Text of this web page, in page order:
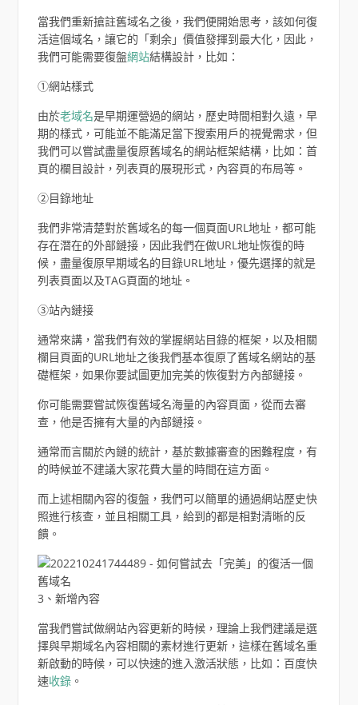
當我們重新搶註舊域名之後，我們便開始思考，該如何復
活這個域名，讓它的「剩余」價值發揮到最大化，因此，
我們可能需要復盤網站結構設計，比如：
①網站樣式
由於老域名是早期運營過的網站，歷史時間相對久遠，早
期的樣式，可能並不能滿足當下搜索用戶的視覺需求，但
我們可以嘗試盡量復原舊域名的網站框架結構，比如：首
頁的欄目設計，列表頁的展現形式，內容頁的布局等。
②目錄地址
我們非常清楚對於舊域名的每一個頁面URL地址，都可能
存在潛在的外部鏈接，因此我們在做URL地址恢復的時
候，盡量復原早期域名的目錄URL地址，優先選擇的就是
列表頁面以及TAG頁面的地址。
③站內鏈接
通常來講，當我們有效的掌握網站目錄的框架，以及相關
欄目頁面的URL地址之後我們基本復原了舊域名網站的基
礎框架，如果你要試圖更加完美的恢復對方內部鏈接。
你可能需要嘗試恢復舊域名海量的內容頁面，從而去審
查，他是否擁有大量的內部鏈接。
通常而言關於內鏈的統計，基於數據審查的困難程度，有
的時候並不建議大家花費大量的時間在這方面。
而上述相關內容的復盤，我們可以簡單的通過網站歷史快
照進行核查，並且相關工具，給到的都是相對清晰的反
饋。
3、新增內容
當我們嘗試做網站內容更新的時候，理論上我們建議是選
擇與早期域名內容相關的素材進行更新，這樣在舊域名重
新啟動的時候，可以快速的進入激活狀態，比如：百度快
速收錄。